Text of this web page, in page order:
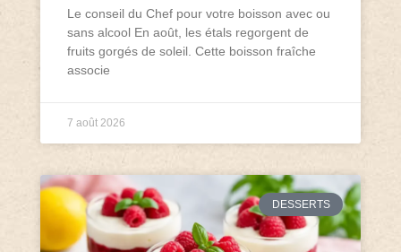
Le conseil du Chef pour votre boisson avec ou
sans alcool En août, les étals regorgent de
fruits gorgés de soleil. Cette boisson fraîche
associe
7 août 2026
DESSERTS